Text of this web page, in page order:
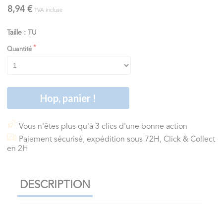
8,94 € TVA incluse
Taille : TU
Quantité
Hop, panier !
Vous n'êtes plus qu'à 3 clics d'une bonne action
Paiement sécurisé, expédition sous 72H, Click & Collect
en 2H
DESCRIPTION